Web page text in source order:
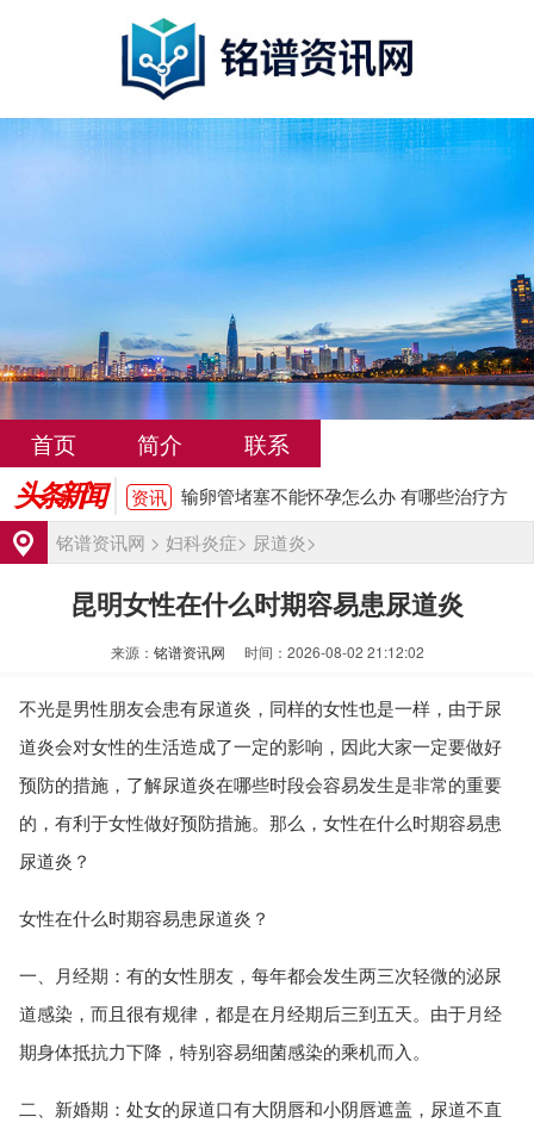
首页 简介 联系
头条新闻
输卵管堵塞不能怀孕怎么办 有哪些治疗方
输卵管堵塞是什么原因引起的？需要检查
哪些项目
资讯 女性输卵管堵塞的常见症状有哪些
资讯 武汉输卵管堵塞治疗费用大概多少
资讯 洛阳输卵管堵塞怎么治疗费用大概多少
资讯
输卵管堵塞是什么原因引起的有哪些表现
资讯 输卵管堵塞不能怀孕怎么办 有哪些治疗方
法
资讯
输卵管堵塞是什么原因引起的？需要检查
资讯 武汉输卵管堵塞治疗费用大概多少
资讯 洛阳输卵管堵塞怎么治疗费用大概多少
资讯 输卵管堵塞是什么原因引起的有哪些表现
资讯 输卵管堵塞不能怀孕怎么办 有哪些治疗方
法
资讯 输卵管堵塞是什么原因引起的？需要检查
哪些项目
资讯 女性输卵管堵塞的常见症状有哪些
铭谱资讯网 > 妇科炎症> 尿道炎>
昆明女性在什么时期容易患尿道炎
来源： 铭谱资讯网 时间：2026-08-02 21:12:02
不光是男性朋友会患有尿道炎，同样的女性也是一样，由于尿
道炎会对女性的生活造成了一定的影响，因此大家一定要做好
预防的措施，了解尿道炎在哪些时段会容易发生是非常的重要
的，有利于女性做好预防措施。那么，女性在什么时期容易患
尿道炎？
女性在什么时期容易患尿道炎？
一、月经期：有的女性朋友，每年都会发生两三次轻微的泌尿
道感染，而且很有规律，都是在月经期后三到五天。由于月经
期身体抵抗力下降，特别容易细菌感染的乘机而入。
二、新婚期：处女的尿道口有大阴唇和小阴唇遮盖，尿道不直